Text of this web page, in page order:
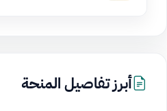
أبرز تفاصيل المنحة